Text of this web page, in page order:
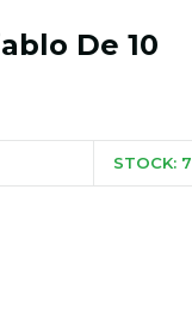
De 10
STOCK: 7